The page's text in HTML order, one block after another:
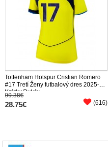
Tottenham Hotspur Cristian Romero
#17 Tretí Ženy futbalový dres 2025-26
Krátky Rukáv
99.38€
28.75€ (616)